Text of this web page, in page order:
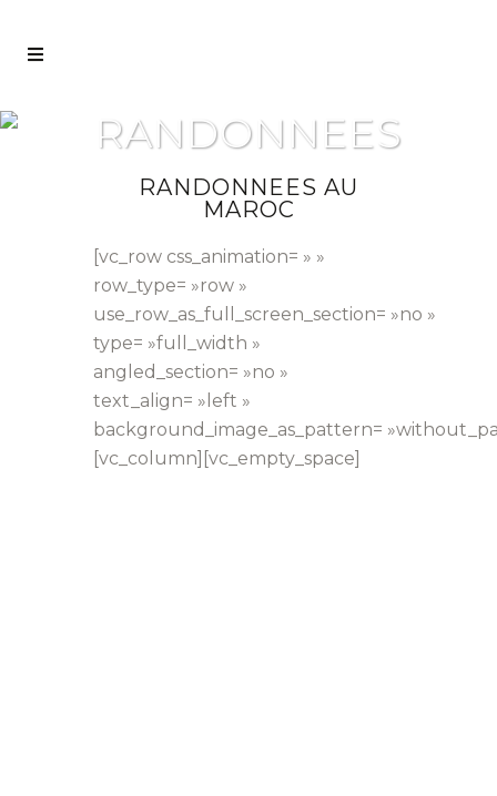
RANDONNEES
RANDONNEES AU
MAROC
[vc_row css_animation= » »
row_type= »row »
use_row_as_full_screen_section= »no »
type= »full_width »
angled_section= »no »
text_align= »left »
background_image_as_pattern=
[vc_column][vc_empty_space]